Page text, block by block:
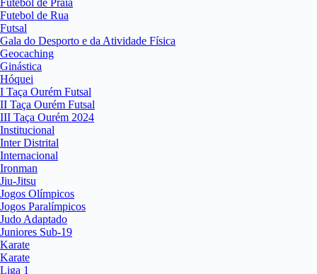
Futebol de Praia
Futebol de Rua
Futsal
Gala do Desporto e da Atividade Física
Geocaching
Ginástica
Hóquei
I Taça Ourém Futsal
II Taça Ourém Futsal
III Taça Ourém 2024
Institucional
Inter Distrital
Internacional
Ironman
Jiu-Jitsu
Jogos Olímpicos
Jogos Paralímpicos
Judo Adaptado
Juniores Sub-19
Karate
Karate
Liga 1